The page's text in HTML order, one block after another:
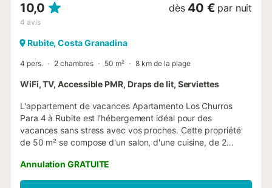
10,0
4 avis
dès 40 € par nuit
Rubite, Costa Granadina
4 pers. 2 chambres 50 m² 8 km de la plage
WiFi, TV, Accessible PMR, Draps de lit, Serviettes
L'appartement de vacances Apartamento Los Churros
Para 4 à Rubite est l'hébergement idéal pour des
vacances sans stress avec vos proches. Cette propriété
de 50 m² se compose d'un salon, d'une cuisine, de 2
personnes. Les équipements supplémentaires
comprennent un Wi-Fi haut débit (permettant des appels
Annulation GRATUITE